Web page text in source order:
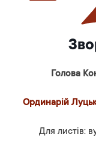
Голова
Ординарій
Для листів: